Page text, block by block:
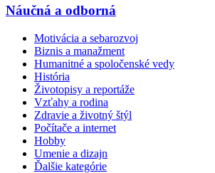
Náučná a odborná
Motivácia a sebarozvoj
Biznis a manažment
Humanitné a spoločenské vedy
História
Životopisy a reportáže
Vzťahy a rodina
Zdravie a životný štýl
Počítače a internet
Hobby
Umenie a dizajn
Ďalšie kategórie